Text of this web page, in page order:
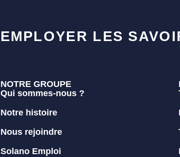
EMPLOYER LES
NOTRE GROUPE
Qui sommes-nous ?
Notre histoire
Nous rejoindre
Solano Emploi